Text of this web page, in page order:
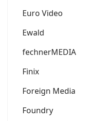
Euro Video
Ewald
fechnerMEDIA
Finix
Foreign Media
Foundry